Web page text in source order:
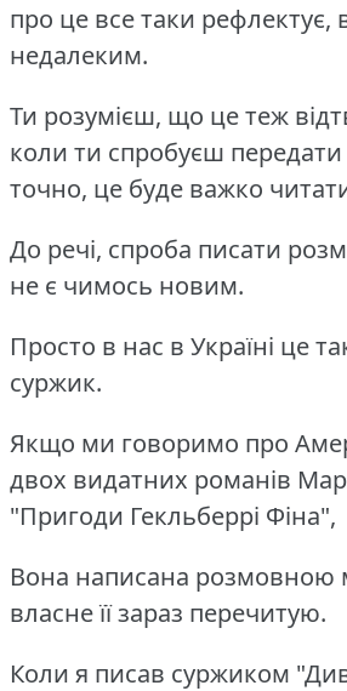
про це все таки рефлектує,
недалеким.
Ти розумієш, що це теж
коли ти спробуєш
точно, це буде важко
До речі, спроба писати
не є чимось новим.
Просто в нас в Україні це
суржик.
Якщо ми говоримо про
двох видатних романів
"Пригоди Гекльберрі Фіна",
Вона написана розмовною
власне її зараз перечитую.
Коли я писав суржиком